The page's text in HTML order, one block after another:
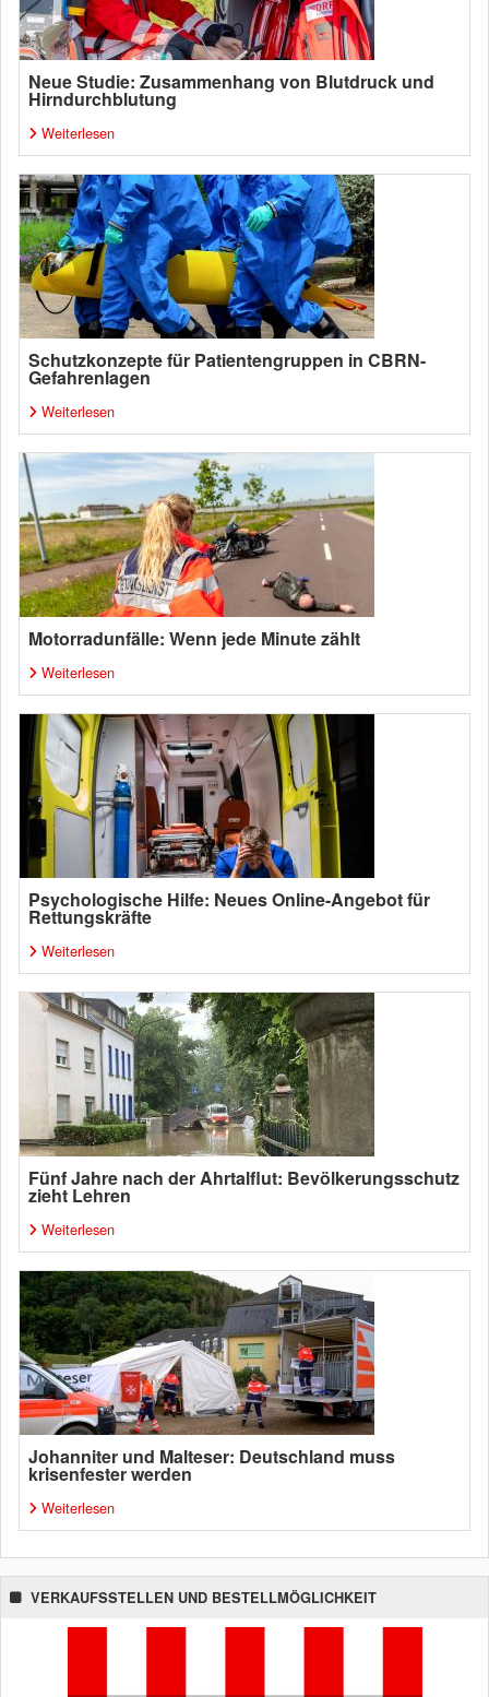
Neue Studie: Zusammenhang von Blutdruck und
Hirndurchblutung
Weiterlesen
Schutzkonzepte für Patientengruppen in CBRN-
Gefahrenlagen
Weiterlesen
Motorradunfälle: Wenn jede Minute zählt
Weiterlesen
Psychologische Hilfe: Neues Online-Angebot für
Rettungskräfte
Weiterlesen
Fünf Jahre nach der Ahrtalflut: Bevölkerungsschutz
zieht Lehren
Weiterlesen
Johanniter und Malteser: Deutschland muss
krisenfester werden
Weiterlesen
VERKAUFSSTELLEN UND BESTELLMÖGLICHKEIT